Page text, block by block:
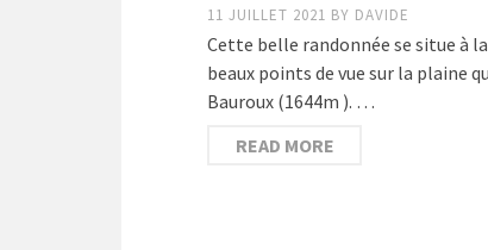
11 JUILLET 2021 BY DAVIDE
Cette belle randonnée se situe à
beaux points de vue sur la plaine
Bauroux (1644m ). …
READ MORE